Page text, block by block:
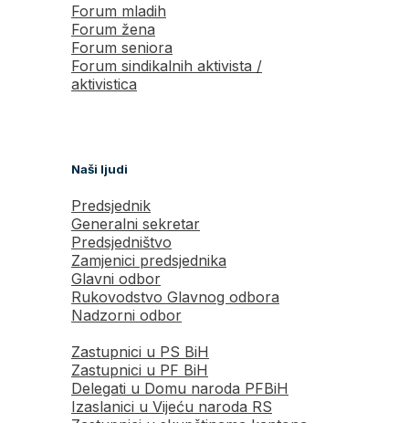
Forum mladih
Forum žena
Forum seniora
Forum sindikalnih aktivista /
aktivistica
Naši ljudi
Predsjednik
Generalni sekretar
Predsjedništvo
Zamjenici predsjednika
Glavni odbor
Rukovodstvo Glavnog odbora
Nadzorni odbor
Zastupnici u PS BiH
Zastupnici u PF BiH
Delegati u Domu naroda PFBiH
Izaslanici u Vijeću naroda RS